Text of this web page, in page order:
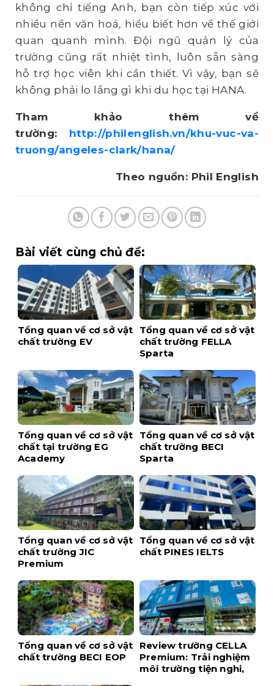
không chỉ tiếng Anh, bạn còn tiếp xúc với
nhiều nền văn hoá, hiểu biết hơn về thế giới
quan quanh mình. Đội ngũ quản lý của
trường cũng rất nhiệt tình, luôn sẵn sàng
hỗ trợ học viên khi cần thiết. Vì vậy, bạn sẽ
không phải lo lắng gì khi du học tại HANA.
Tham khảo thêm về
trường: http://philenglish.vn/khu-vuc-va-
truong/angeles-clark/hana/
Theo nguồn: Phil English
Bài viết cùng chủ đề:
Tổng quan về cơ sở vật
chất trường EV
Tổng quan về cơ sở vật
chất trường FELLA
Sparta
Tổng quan về cơ sở vật
chất tại trường EG
Academy
Tổng quan về cơ sở vật
chất trường BECI
Sparta
Tổng quan về cơ sở vật
chất trường JIC
Premium
Tổng quan về cơ sở vật
chất PINES IELTS
Tổng quan về cơ sở vật
chất trường BECI EOP
Review trường CELLA
Premium: Trải nghiệm
môi trường tiện nghi,